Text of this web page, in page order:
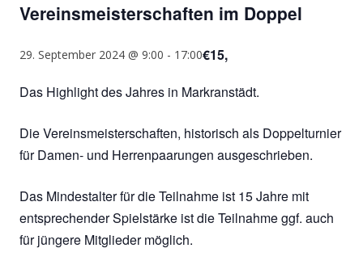
Vereinsmeisterschaften im Doppel
29. September 2024 @ 9:00 - 17:00€15,
Das Highlight des Jahres in Markranstädt.
Die Vereinsmeisterschaften, historisch als Doppelturnier
für Damen- und Herrenpaarungen ausgeschrieben.
Das Mindestalter für die Teilnahme ist 15 Jahre mit
entsprechender Spielstärke ist die Teilnahme ggf. auch
für jüngere Mitglieder möglich.